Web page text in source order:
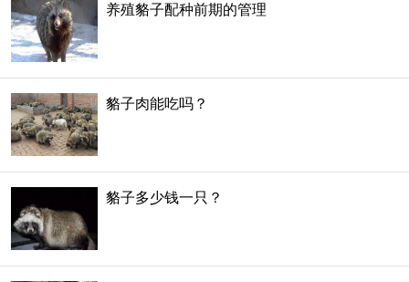
养殖貉子配种前期的管理
貉子肉能吃吗？
貉子多少钱一只？